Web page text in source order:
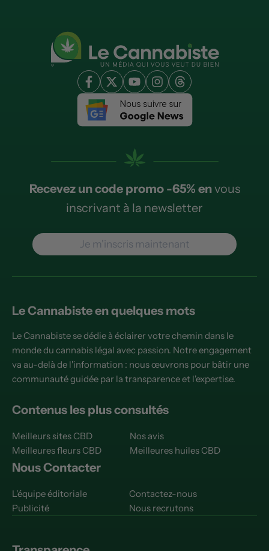
Recevez un code promo -65% envous
inscrivant à la newsletter
Je m'inscris maintenant
Le Cannabiste en quelques mots
Le Cannabiste se dédie à éclairer votre chemin dans le
monde du cannabis légal avec passion. Notre engagement
va au-delà de l'information : nous œuvrons pour bâtir une
communauté guidée par la transparence et l'expertise.
Contenus les plus consultés
Meilleurs sites CBD
Nos avis
Meilleures fleurs CBD
Meilleures huiles CBD
Nous Contacter
L'équipe éditoriale
Contactez-nous
Publicité
Nous recrutons